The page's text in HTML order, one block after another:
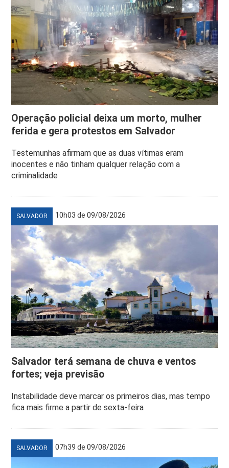
Operação policial deixa um morto, mulher
ferida e gera protestos em Salvador
Testemunhas afirmam que as duas vítimas eram
inocentes e não tinham qualquer relação com a
criminalidade
SALVADOR 10h03 de 09/08/2026
Salvador terá semana de chuva e ventos
fortes; veja previsão
Instabilidade deve marcar os primeiros dias, mas tempo
fica mais firme a partir de sexta-feira
SALVADOR 07h39 de 09/08/2026